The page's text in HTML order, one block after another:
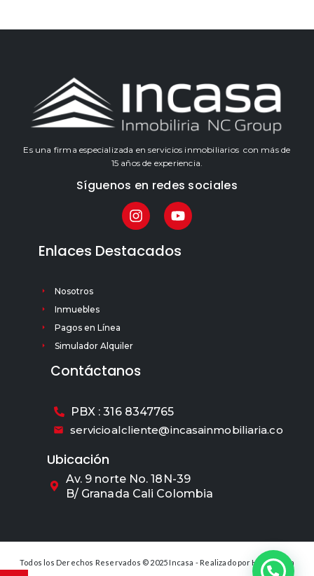
Es una firma especializada en servicios inmobiliarios con más de
15 años de experiencia.
Síguenos en redes sociales
Enlaces Destacados
Nosotros
Inmuebles
Pagos en Línea
Simulador Alquiler
Contáctanos
PBX : 316 8347765
servicioalcliente@incasainmobiliaria.co
Ubicación
Av. 9 norte No. 18N-39
B/ Granada Cali Colombia
Todos los Derechos Reservados © 2025 Incasa - Realizado porHexamedia